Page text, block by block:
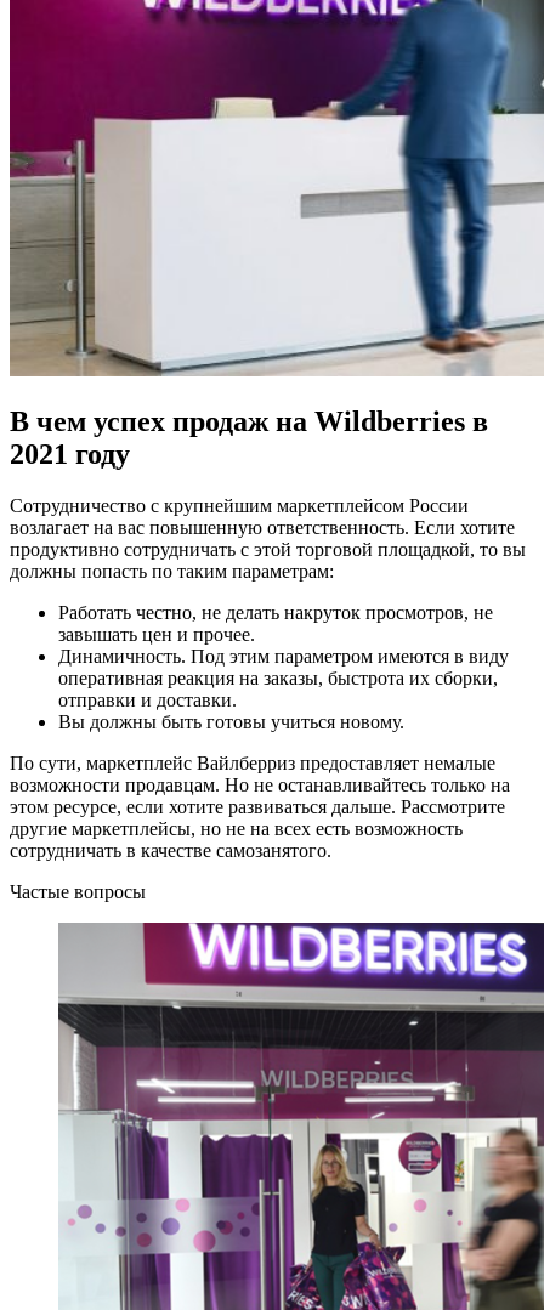
В чем успех продаж на Wildberries в
2021 году
Сотрудничество с крупнейшим маркетплейсом России
возлагает на вас повышенную ответственность. Если хотите
продуктивно сотрудничать с этой торговой площадкой, то вы
должны попасть по таким параметрам:
Работать честно, не делать накруток просмотров, не
завышать цен и прочее.
Динамичность. Под этим параметром имеются в виду
оперативная реакция на заказы, быстрота их сборки,
отправки и доставки.
Вы должны быть готовы учиться новому.
По сути, маркетплейс Вайлберриз предоставляет немалые
возможности продавцам. Но не останавливайтесь только на
этом ресурсе, если хотите развиваться дальше. Рассмотрите
другие маркетплейсы, но не на всех есть возможность
сотрудничать в качестве самозанятого.
Частые вопросы